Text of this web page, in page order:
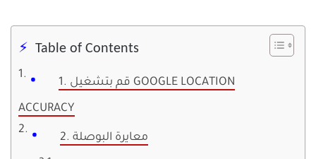
Table of Contents
1. قم بتشغيل GOOGLE LOCATION
ACCURACY
2. معايرة البوصلة